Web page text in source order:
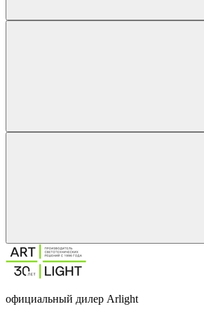
официальный дилер Arlight